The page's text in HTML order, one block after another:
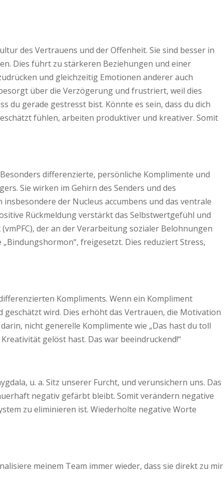
des Vertrauens und der Offenheit. Sie sind besser in
Dies führt zu stärkeren Beziehungen und einer
und gleichzeitig Emotionen anderer auch
über die Verzögerung und frustriert, weil dies
du gerade gestresst bist. Könnte es sein, dass du dich
fühlen, arbeiten produktiver und kreativer. Somit
differenzierte, persönliche Komplimente und
Sie wirken im Gehirn des Senders und des
der Nucleus accumbens und das ventrale
Rückmeldung verstärkt das Selbstwertgefühl und
der an der Verarbeitung sozialer Belohnungen
freigesetzt. Dies reduziert Stress,
Kompliments. Wenn ein Kompliment
wird. Dies erhöht das Vertrauen, die Motivation
nicht generelle Komplimente wie „Das hast du toll
gelöst hast. Das war beeindruckend!“
u. a. Sitz unserer Furcht, und verunsichern uns. Das
negativ gefärbt bleibt. Somit verändern negative
zu eliminieren ist. Wiederholte negative Worte
meinem Team immer wieder, dass sie direkt zu mir